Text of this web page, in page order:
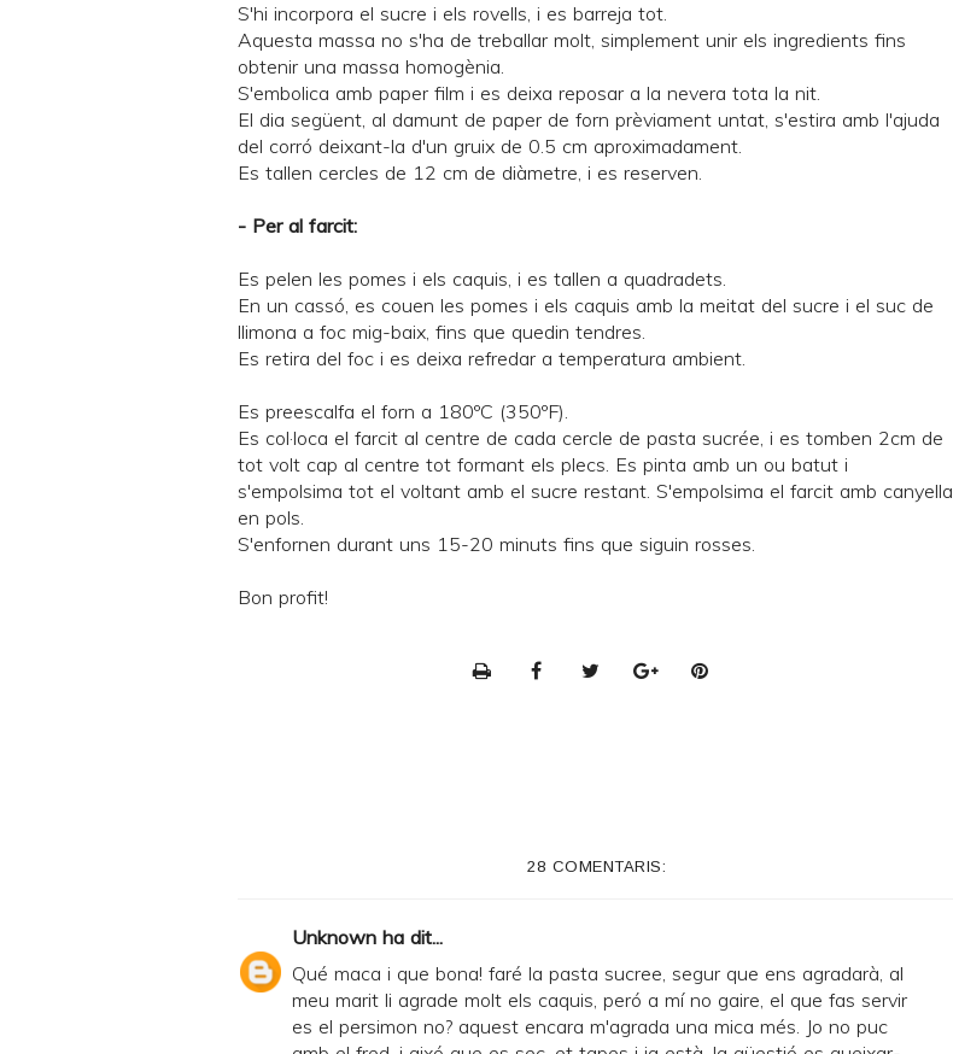
S'hi incorpora el sucre i els rovells, i es barreja tot.
Aquesta massa no s'ha de treballar molt, simplement unir els ingredients fins
obtenir una massa homogènia.
S'embolica amb paper film i es deixa reposar a la nevera tota la nit.
El dia següent, al damunt de paper de forn prèviament untat, s'estira amb l'ajuda
del corró deixant-la d'un gruix de 0.5 cm aproximadament.
Es tallen cercles de 12 cm de diàmetre, i es reserven.
- Per al farcit:
Es pelen les pomes i els caquis, i es tallen a quadradets.
En un cassó, es couen les pomes i els caquis amb la meitat del sucre i el suc de
llimona a foc mig-baix, fins que quedin tendres.
Es retira del foc i es deixa refredar a temperatura ambient.
Es preescalfa el forn a 180ºC (350ºF).
Es col·loca el farcit al centre de cada cercle de pasta sucrée, i es tomben 2cm de
tot volt cap al centre tot formant els plecs. Es pinta amb un ou batut i
s'empolsima tot el voltant amb el sucre restant. S'empolsima el farcit amb canyella
en pols.
S'enfornen durant uns 15-20 minuts fins que siguin rosses.
Bon profit!
i
e
28 COMENTARIS:
Unknown ha dit...
Qué maca i que bona! faré la pasta sucree, segur que ens agradarà, al
meu marit li agrade molt els caquis, peró a mí no gaire, el que fas servir
es el persimon no? aquest encara m'agrada una mica més. Jo no puc